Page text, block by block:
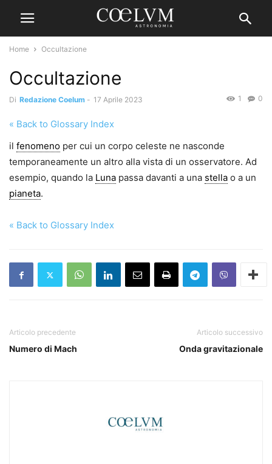
Home Occultazione
Occultazione
Di Redazione Coelum - 17 Aprile 2023 0
1
« Back to Glossary Index
il fenomeno per cui un corpo celeste ne nasconde
temporaneamente un altro alla vista di un osservatore. Ad
esempio, quando la Luna passa davanti a una stella o a un
pianeta.
« Back to Glossary Index
Articolo precedente
Numero di Mach
Articolo successivo
Onda gravitazionale